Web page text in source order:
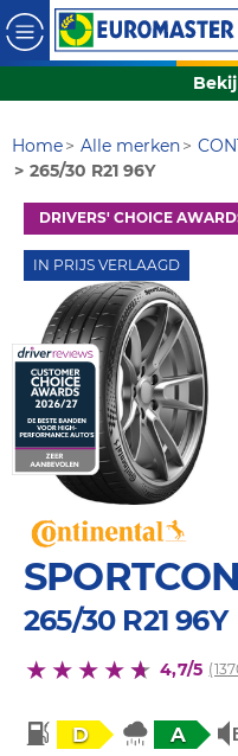
Home Alle merken
265/30 R21 96Y
DRIVERS' CHOICE
IN PRIJS VERLAAGD
265/30 R21 96Y
4,7/5
D A